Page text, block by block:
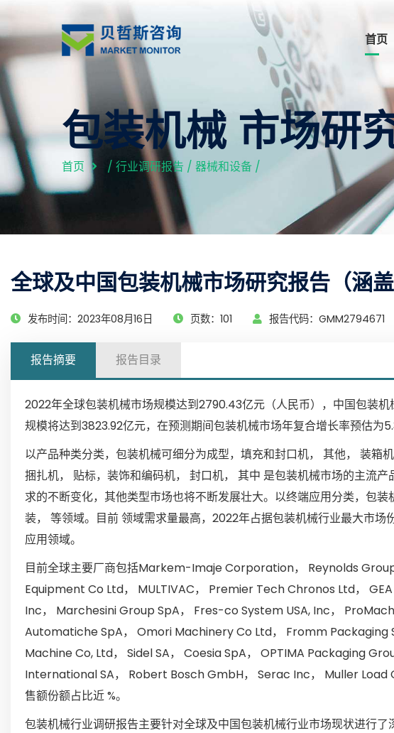
首页
包装机械 市场研
首页 / 行业调研报告 / 器械和设备 /
全球及中国包装机械市场研究报告（涵
发布时间：2023年08月16日 页数：101 报告代码：GMM2794671
报告摘要 报告目录
2022年全球包装机械市场规模达到2790.43亿元（人民币），中国包装
规模将达到3823.92亿元，在预测期间包装机械市场年复合增长率预估为
以产品种类分类，包装机械可细分为成型，填充和封口机， 其他， 装箱
捆扎机， 贴标，装饰和编码机， 封口机， 其中 是包装机械市场的主流
求的不断变化，其他类型市场也将不断发展壮大。以终端应用分类，包
装， 等领域。目前 领域需求量最高，2022年占据包装机械行业最大市
应用领域。
目前全球主要厂商包括Markem-Imaje Corporation， Reynolds
Equipment Co Ltd， MULTIVAC， Premier Tech Chronos Ltd，
Inc， Marchesini Group SpA， Fres-co System USA, Inc，
Automatiche SpA， Omori Machinery Co Ltd， Fromm Packaging
Machine Co, Ltd， Sidel SA， Coesia SpA， OPTIMA Packaging
International SA， Robert Bosch GmbH， Serac Inc， Muller Load
售额份额占比近 %。
包装机械行业调研报告主要针对全球及中国包装机械行业市场现状进行